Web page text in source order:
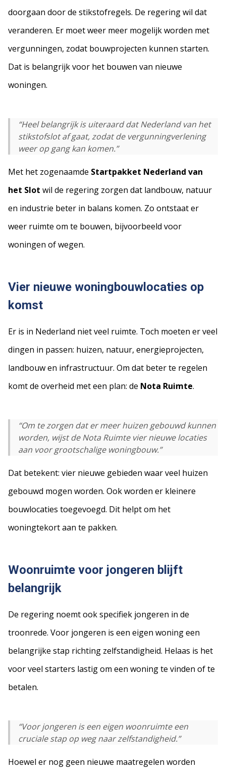
doorgaan door de stikstofregels. De regering wil dat
veranderen. Er moet weer meer mogelijk worden met
vergunningen, zodat bouwprojecten kunnen starten.
Dat is belangrijk voor het bouwen van nieuwe
woningen.
“Heel belangrijk is uiteraard dat Nederland van het
stikstofslot af gaat, zodat de vergunningverlening
weer op gang kan komen.”
Met het zogenaamde Startpakket Nederland van
het Slot wil de regering zorgen dat landbouw, natuur
en industrie beter in balans komen. Zo ontstaat er
weer ruimte om te bouwen, bijvoorbeeld voor
woningen of wegen.
Vier nieuwe woningbouwlocaties op
komst
Er is in Nederland niet veel ruimte. Toch moeten er veel
dingen in passen: huizen, natuur, energieprojecten,
landbouw en infrastructuur. Om dat beter te regelen
komt de overheid met een plan: de Nota Ruimte.
“Om te zorgen dat er meer huizen gebouwd kunnen
worden, wijst de Nota Ruimte vier nieuwe locaties
aan voor grootschalige woningbouw.”
Dat betekent: vier nieuwe gebieden waar veel huizen
gebouwd mogen worden. Ook worden er kleinere
bouwlocaties toegevoegd. Dit helpt om het
woningtekort aan te pakken.
Woonruimte voor jongeren blijft
belangrijk
De regering noemt ook specifiek jongeren in de
troonrede. Voor jongeren is een eigen woning een
belangrijke stap richting zelfstandigheid. Helaas is het
voor veel starters lastig om een woning te vinden of te
betalen.
“Voor jongeren is een eigen woonruimte een
cruciale stap op weg naar zelfstandigheid.”
Hoewel er nog geen nieuwe maatregelen worden